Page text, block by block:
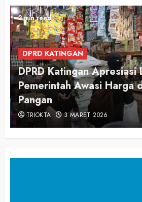
2 min read
DPRD KATINGAN
DPRD Katingan Apresiasi
Pemerintah Awasi Harga
Pangan
TRIOKTA 3 MARET 2026